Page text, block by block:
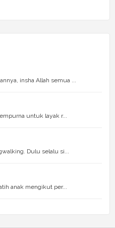
insha Allah semua ...
untuk layak r...
Dulu selalu si...
anak mengikut per...